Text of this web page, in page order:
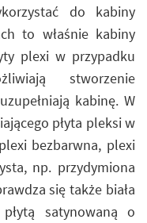
do kabiny
to właśnie kabiny
plexi w przypadku
stworzenie
kabinę. W
płyta pleksi w
bezbarwna, plexi
np. przydymiona
się także biała
satynowaną o